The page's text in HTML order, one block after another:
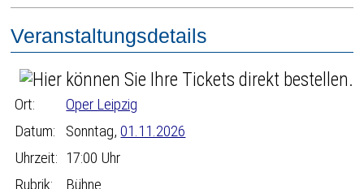
Veranstaltungsdetails
Ort:
Oper Leipzig
Datum:
Sonntag,01.11.2026
Uhrzeit: 17:00 Uhr
Rubrik:
Bühne